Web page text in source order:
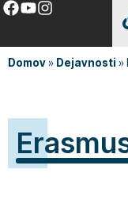
Domov» Dejavnosti »